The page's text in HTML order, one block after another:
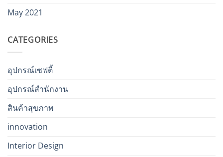
May 2021
CATEGORIES
อุปกรณ์เซฟตี้
อุปกรณ์สำนักงาน
สินค้าสุขภาพ
innovation
Interior Design